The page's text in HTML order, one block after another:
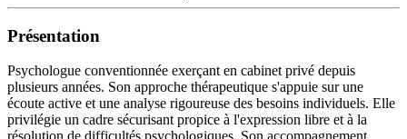
Présentation
Psychologue conventionnée exerçant en cabinet privé depuis
plusieurs années. Son approche thérapeutique s'appuie sur une
écoute active et une analyse rigoureuse des besoins individuels. Elle
privilégie un cadre sécurisant propice à l'expression libre et à la